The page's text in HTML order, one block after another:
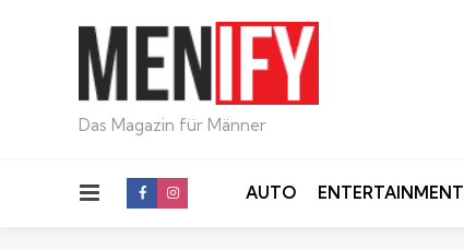
Das Magazin für Männer
Menu AUTO ENTERTAINMENT